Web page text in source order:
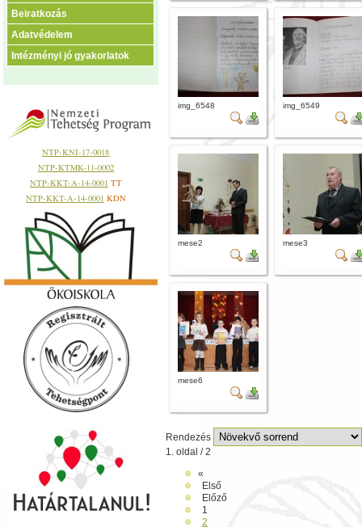
Beiratkozás
Adatvédelem
Intézményi jó gyakorlatok
NTP-KNI-17-0018
NTP-KTMK-11-0002
NTP-KKT-A-14-0001 TT
NTP-KKT-A-14-0001 KDN
img_6548 img_6549
mese2 mese3
mese6
Rendezés
1. oldal / 2
«
Első
Előző
1
2